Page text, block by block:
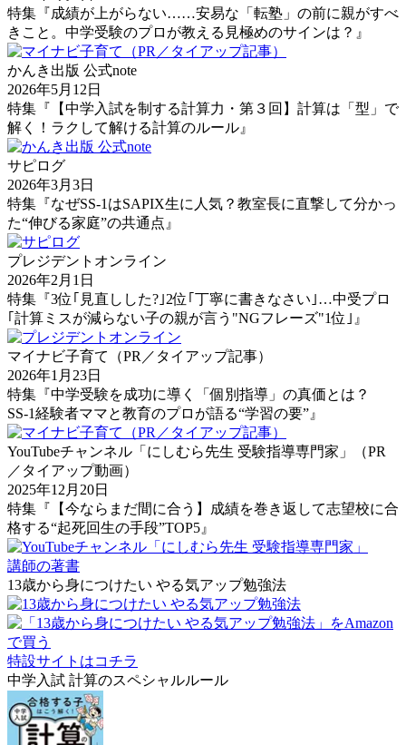
特集『成績が上がらない……安易な「転塾」の前に親がすべ
きこと。中学受験のプロが教える見極めのサインは？』
かんき出版 公式note
2026年5月12日
特集『【中学入試を制する計算力・第３回】計算は「型」で
解く！ラクして解ける計算のルール』
サピログ
2026年3月3日
特集『なぜSS-1はSAPIX生に人気？教室長に直撃して分かっ
た“伸びる家庭”の共通点』
プレジデントオンライン
2026年2月1日
特集『3位｢見直しした?｣2位｢丁寧に書きなさい｣…中受プロ
｢計算ミスが減らない子の親が言う"NGフレーズ"1位｣』
マイナビ子育て（PR／タイアップ記事）
2026年1月23日
特集『中学受験を成功に導く「個別指導」の真価とは？
SS-1経験者ママと教育のプロが語る“学習の要”』
YouTubeチャンネル「にしむら先生 受験指導専門家」（PR
／タイアップ動画）
2025年12月20日
特集『【今ならまだ間に合う】成績を巻き返して志望校に合
格する“起死回生の手段”TOP5』
講師の著書
13歳から身につけたい やる気アップ勉強法
特設サイトはコチラ
中学入試 計算のスペシャルルール